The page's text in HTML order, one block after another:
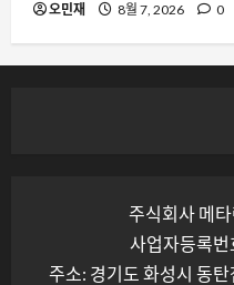
오민재 8월 7, 2026 0
주식회사 메
사업자등록
주소: 경기도 화성시 동